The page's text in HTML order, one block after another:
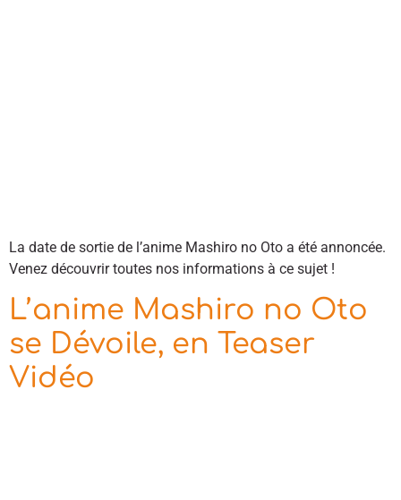
La date de sortie de l’anime Mashiro no Oto a été annoncée.
Venez découvrir toutes nos informations à ce sujet !
L’anime Mashiro no Oto
se Dévoile, en Teaser
Vidéo